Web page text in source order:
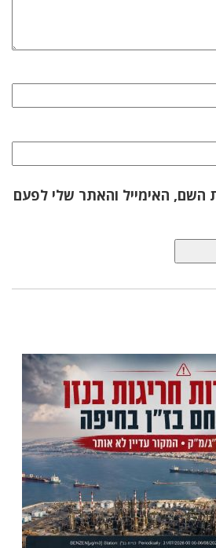
השם, האימייל והאתר שלי לפעם